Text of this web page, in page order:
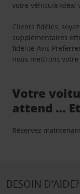
votre véhicule idéal
Clients fidèles,
supplémentaires
fidélitéAvis
nous mettrons
Votre
attend …
Réservez
BESOIN D'AIDE?